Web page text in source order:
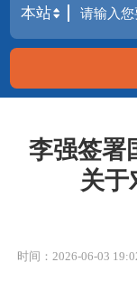
李强签署
关于
时间：2026-06-03